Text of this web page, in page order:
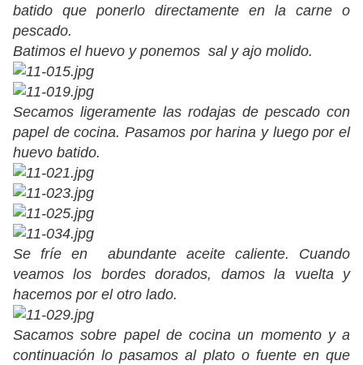
batido que ponerlo directamente en la carne o
pescado.
Batimos el huevo y ponemos sal y ajo molido.
Secamos ligeramente las rodajas de pescado con
papel de cocina. Pasamos por harina y luego por el
huevo batido.
Se fríe en abundante aceite caliente. Cuando
veamos los bordes dorados, damos la vuelta y
hacemos por el otro lado.
Sacamos sobre papel de cocina un momento y a
continuación lo pasamos al plato o fuente en que